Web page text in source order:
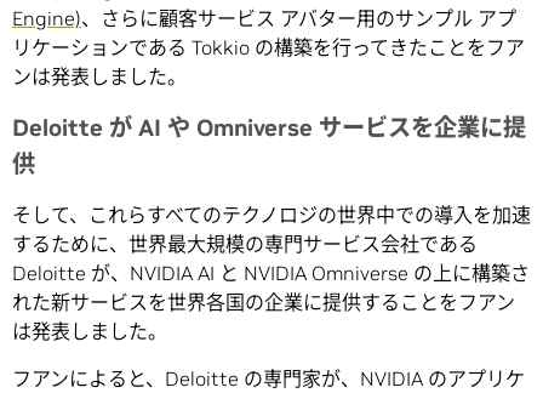
Engine)、さらに顧客サービス アバター用のサンプル アプ
リケーションである Tokkio の構築を行ってきたことをフア
ンは発表しました。
Deloitte が AI や Omniverse サービスを企業に提
供
そして、これらすべてのテクノロジの世界中での導入を加速
するために、世界最大規模の専門サービス会社である
Deloitte が、NVIDIA AI と NVIDIA Omniverse の上に構築さ
れた新サービスを世界各国の企業に提供することをフアン
は発表しました。
フアンによると、Deloitte の専門家が、NVIDIA のアプリケ